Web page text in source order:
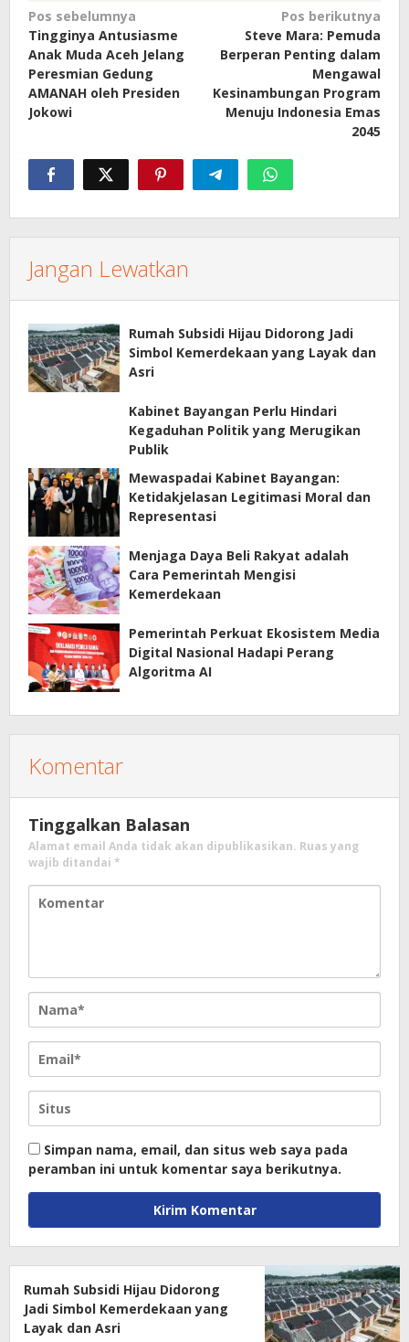
Navigasi
pos
Pos sebelumnya
Tingginya Antusiasme
Anak Muda Aceh Jelang
Peresmian Gedung
AMANAH oleh Presiden
Jokowi
Pos berikutnya
Steve Mara: Pemuda
Berperan Penting dalam
Mengawal
Kesinambungan Program
Menuju Indonesia Emas
2045
Jangan Lewatkan
Rumah Subsidi Hijau Didorong Jadi
Simbol Kemerdekaan yang Layak dan
Asri
Kabinet Bayangan Perlu Hindari
Kegaduhan Politik yang Merugikan
Publik
Mewaspadai Kabinet Bayangan:
Ketidakjelasan Legitimasi Moral dan
Representasi
Menjaga Daya Beli Rakyat adalah
Cara Pemerintah Mengisi
Kemerdekaan
Pemerintah Perkuat Ekosistem Media
Digital Nasional Hadapi Perang
Algoritma AI
Komentar
Tinggalkan Balasan
Alamat email Anda tidak akan dipublikasikan. Ruas yang
wajib ditandai *
Simpan nama, email, dan situs web saya pada
peramban ini untuk komentar saya berikutnya.
Rumah Subsidi Hijau Didorong
Jadi Simbol Kemerdekaan yang
Layak dan Asri